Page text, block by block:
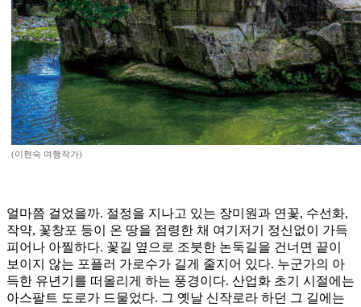
(이현숙 여행작가)
얼마쯤 걸었을까. 절정을 지나고 있는 장미원과 연꽃, 수선화,
작약, 꽃창포 등이 온 땅을 점령한 채 여기저기 정신없이 가득
피어나 아찔하다. 꽃길 옆으로 조붓한 논둑길을 건너면 끝이
보이지 않는 포플러 가로수가 길게 줄지어 있다. 누군가의 아
득한 유년기를 떠올리게 하는 풍경이다. 산업화 초기 시절에는
아스팔트 도로가 드물었다. 그 옛날 신작로라 하던 그 길에는